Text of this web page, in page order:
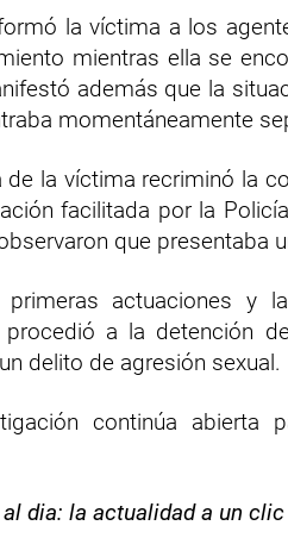
la víctima a los
mientras ella se
además que la
momentáneamente
de la víctima recriminó la
facilitada por la
que presentaba
actuaciones y
procedió a la detención
delito de agresión sexual.
continúa abierta
dia: la actualidad a un clic